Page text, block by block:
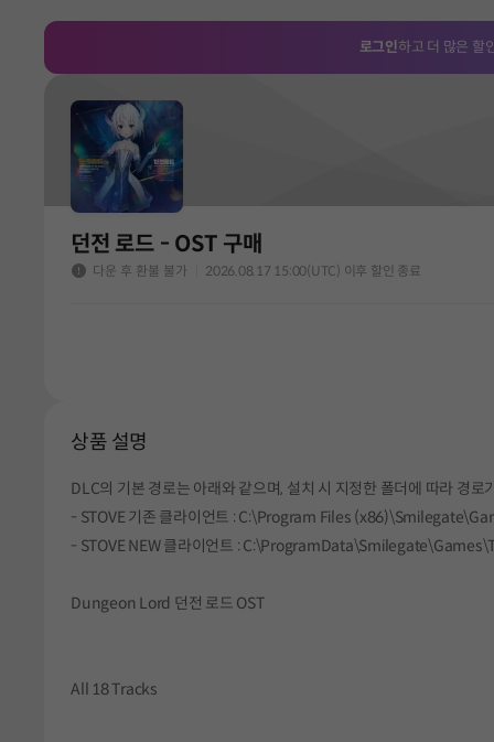
로그인하고 더 많은 할
던전 로드 - OST 구매
다운 후 환불 불가 2026.08.17 15:00(UTC) 이후 할인 종료
상품 설명
DLC의 기본 경로는 아래와 같으며, 설치 시 지정한 폴더에 따라 경로
- STOVE 기존 클라이언트 : C:\Program Files
- STOVE NEW 클라이언트 :
Dungeon Lord 던전 로드 OST
All 18 Tracks